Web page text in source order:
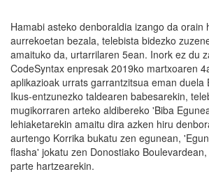
Hamabi asteko denboraldia izango da orain
aurrekoetan bezala, telebista bidezko
amaituko da, urtarrilaren 5ean. Inork ez du
CodeSyntax enpresak 2019ko martxoaren
aplikazioak urrats garrantzitsua eman duela
Ikus-entzunezko taldearen babesarekin,
mugikorraren arteko aldibereko 'Biba
lehiaketarekin amaitu dira azken hiru
aurtengo Korrika bukatu zen egunean,
flasha' jokatu zen Donostiako
parte hartzearekin.